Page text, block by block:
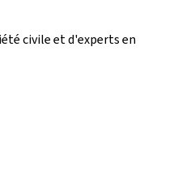
civile et d'experts en